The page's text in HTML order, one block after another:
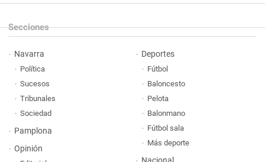
Secciones
Navarra
Política
Sucesos
Tribunales
Sociedad
Pamplona
Opinión
Deportes
Fútbol
Baloncesto
Pelota
Balonmano
Fútbol sala
Más deporte